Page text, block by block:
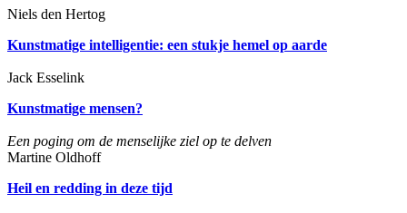
Niels den Hertog
Kunstmatige intelligentie: een stukje hemel op aarde
Jack Esselink
Kunstmatige mensen?
Een poging om de menselijke ziel op te delven
Martine Oldhoff
Heil en redding in deze tijd